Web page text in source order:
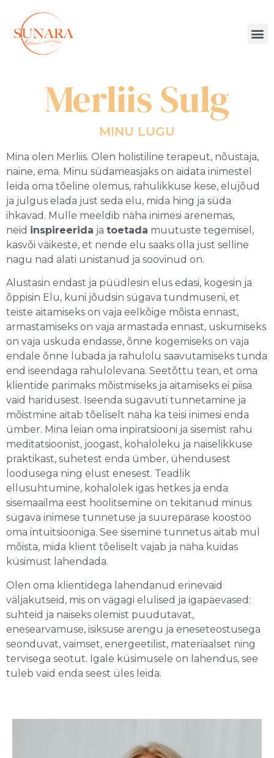
Merliis Sulg
MINU LUGU
Mina olen Merliis. Olen holistiline terapeut, nõustaja,
naine, ema. Minu südameasjaks on aidata inimestel
leida oma tõeline olemus, rahulikkuse kese, elujõud
ja julgus elada just seda elu, mida hing ja süda
ihkavad. Mulle meeldib näha inimesi arenemas,
neid inspireerida ja toetada muutuste tegemisel,
kasvõi väikeste, et nende elu saaks olla just selline
nagu nad alati unistanud ja soovinud on.
Alustasin endast ja püüdlesin elus edasi, kogesin ja
õppisin Elu, kuni jõudsin sügava tundmuseni, et
teiste aitamiseks on vaja eelkõige mõista ennast,
armastamiseks on vaja armastada ennast, uskumiseks
on vaja uskuda endasse, õnne kogemiseks on vaja
endale õnne lubada ja rahulolu saavutamiseks tunda
end iseendaga rahulolevana. Seetõttu tean, et oma
klientide parimaks mõistmiseks ja aitamiseks ei piisa
vaid haridusest. Iseenda sügavuti tunnetamine ja
mõistmine aitab tõeliselt näha ka teisi inimesi enda
ümber. Mina leian oma inpiratsiooni ja sisemist rahu
meditatsioonist, joogast, kohaloleku ja naiselikkuse
praktikast, suhetest enda ümber, ühendusest
loodusega ning elust enesest. Teadlik
ellusuhtumine, kohalolek igas hetkes ja enda
sisemaailma eest hoolitsemine on tekitanud minus
sügava inimese tunnetuse ja suurepärase koostöö
oma intuitsiooniga. See sisemine tunnetus aitab mul
mõista, mida klient tõeliselt vajab ja näha kuidas
küsimust lahendada.
Olen oma klientidega lahendanud erinevaid
väljakutseid, mis on vägagi elulised ja igapäevased:
suhteid ja naiseks olemist puudutavat,
enesearvamuse, isiksuse arengu ja eneseteostusega
seonduvat, vaimset, energeetilist, materiaalset ning
tervisega seotut. Igale küsimusele on lahendus, see
tuleb vaid enda seest üles leida.